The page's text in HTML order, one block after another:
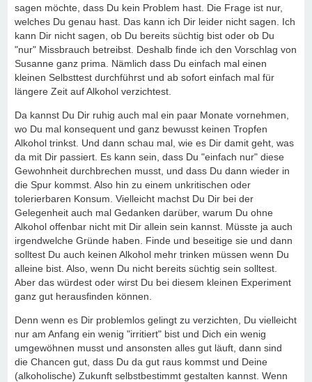
sagen möchte, dass Du kein Problem hast. Die Frage ist nur,
welches Du genau hast. Das kann ich Dir leider nicht sagen. Ich
kann Dir nicht sagen, ob Du bereits süchtig bist oder ob Du
"nur" Missbrauch betreibst. Deshalb finde ich den Vorschlag von
Susanne ganz prima. Nämlich dass Du einfach mal einen
kleinen Selbsttest durchführst und ab sofort einfach mal für
längere Zeit auf Alkohol verzichtest.
Da kannst Du Dir ruhig auch mal ein paar Monate vornehmen,
wo Du mal konsequent und ganz bewusst keinen Tropfen
Alkohol trinkst. Und dann schau mal, wie es Dir damit geht, was
da mit Dir passiert. Es kann sein, dass Du "einfach nur" diese
Gewohnheit durchbrechen musst, und dass Du dann wieder in
die Spur kommst. Also hin zu einem unkritischen oder
tolerierbaren Konsum. Vielleicht machst Du Dir bei der
Gelegenheit auch mal Gedanken darüber, warum Du ohne
Alkohol offenbar nicht mit Dir allein sein kannst. Müsste ja auch
irgendwelche Gründe haben. Finde und beseitige sie und dann
solltest Du auch keinen Alkohol mehr trinken müssen wenn Du
alleine bist. Also, wenn Du nicht bereits süchtig sein solltest.
Aber das würdest oder wirst Du bei diesem kleinen Experiment
ganz gut herausfinden können.
Denn wenn es Dir problemlos gelingt zu verzichten, Du vielleicht
nur am Anfang ein wenig "irritiert" bist und Dich ein wenig
umgewöhnen musst und ansonsten alles gut läuft, dann sind
die Chancen gut, dass Du da gut raus kommst und Deine
(alkoholische) Zukunft selbstbestimmt gestalten kannst. Wenn